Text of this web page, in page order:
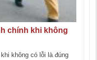
chính khi không
không có lỗi là đúng